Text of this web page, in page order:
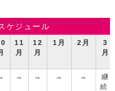
ケジュール
11
月
12
月
1月 2月
3
月
→ → → →
継
続